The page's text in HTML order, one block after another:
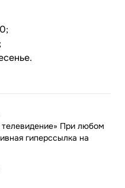
При любом
гиперссылка на